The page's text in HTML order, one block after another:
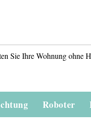
Sie Ihre Wohnung ohne
Roboter